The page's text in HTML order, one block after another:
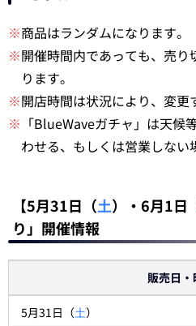
※商品はランダムになります。
※開催時間内であっても、売
ります。
※開店時間は状況により、変更
※ 「BlueWaveガチャ」は天候
わせる、もしくは営業しない
【5月31日（土）・6月1日
り」開催情報
販売日・
5月31日（土）